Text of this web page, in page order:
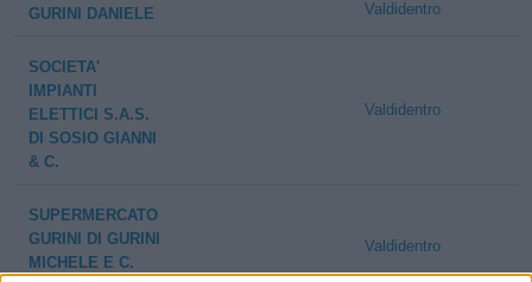
GURINI DANIELE Valdidentro
SOCIETA'
IMPIANTI
ELETTICI S.A.S.
DI SOSIO GIANNI
& C.
Valdidentro
SUPERMERCATO
GURINI DI GURINI
MICHELE E C.
Valdidentro